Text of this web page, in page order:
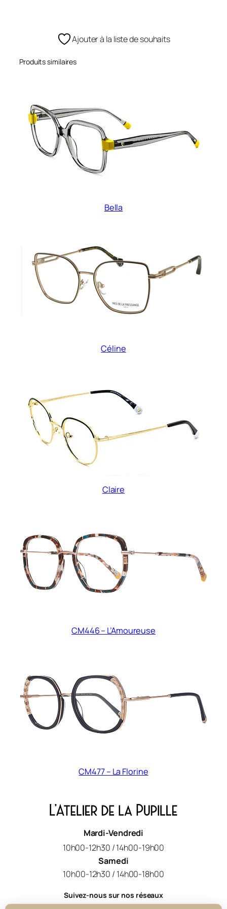
Ajouter à la liste de souhaits
Produits similaires
Bella
Céline
Claire
CM446 – L’Amoureuse
CM477 – La Florine
Mardi-Vendredi
10h00-12h30 / 14h00-19h00
Samedi
10h00-12h30 / 14h00-18h00
Suivez-nous sur nos réseaux